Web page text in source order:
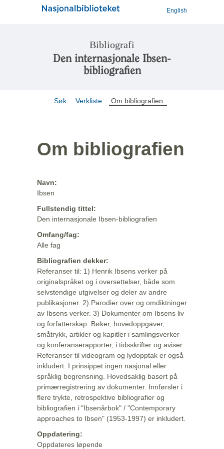
English
Bibliografi
Den internasjonale Ibsen-
bibliografien
Søk Verkliste Om bibliografien
Om bibliografien
Navn:
Ibsen
Fullstendig tittel:
Den internasjonale Ibsen-bibliografien
Omfang/fag:
Alle fag
Bibliografien dekker:
Referanser til: 1) Henrik Ibsens verker på
originalspråket og i oversettelser, både som
selvstendige utgivelser og deler av andre
publikasjoner. 2) Parodier over og omdiktninger
av Ibsens verker. 3) Dokumenter om Ibsens liv
og forfatterskap: Bøker, hovedoppgaver,
småtrykk, artikler og kapitler i samlingsverker
og konferanserapporter, i tidsskrifter og aviser.
Referanser til videogram og lydopptak er også
inkludert. I prinsippet ingen nasjonal eller
språklig begrensning. Hovedsaklig basert på
primærregistrering av dokumenter. Innførsler i
flere trykte, retrospektive bibliografier og
bibliografien i "Ibsenårbok" / "Contemporary
approaches to Ibsen" (1953-1997) er inkludert.
Oppdatering:
Oppdateres løpende